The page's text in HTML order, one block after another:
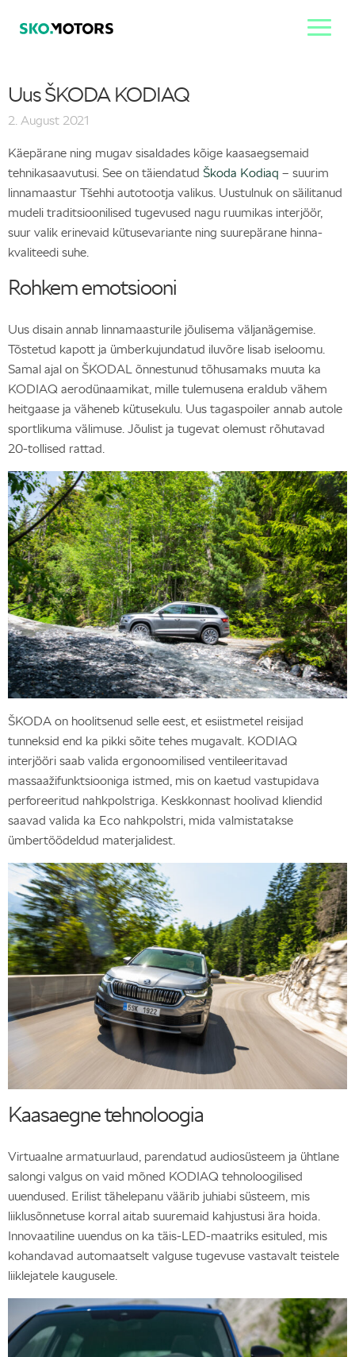
Uus ŠKODA KODIAQ
2. August 2021
Käepärane ning mugav sisaldades kõige kaasaegsemaid
tehnikasaavutusi. See on täiendatud Škoda Kodiaq – suurim
linnamaastur Tšehhi autotootja valikus. Uustulnuk on säilitanud
mudeli traditsioonilised tugevused nagu ruumikas interjöör,
suur valik erinevaid kütusevariante ning suurepärane hinna-
kvaliteedi suhe.
Rohkem emotsiooni
Uus disain annab linnamaasturile jõulisema väljanägemise.
Tõstetud kapott ja ümberkujundatud iluvõre lisab iseloomu.
Samal ajal on ŠKODAL õnnestunud tõhusamaks muuta ka
KODIAQ aerodünaamikat, mille tulemusena eraldub vähem
heitgaase ja väheneb kütusekulu. Uus tagaspoiler annab autole
sportlikuma välimuse. Jõulist ja tugevat olemust rõhutavad
20-tollised rattad.
ŠKODA on hoolitsenud selle eest, et esiistmetel reisijad
tunneksid end ka pikki sõite tehes mugavalt. KODIAQ
interjööri saab valida ergonoomilised ventileeritavad
massaažifunktsiooniga istmed, mis on kaetud vastupidava
perforeeritud nahkpolstriga. Keskkonnast hoolivad kliendid
saavad valida ka Eco nahkpolstri, mida valmistatakse
ümbertöödeldud materjalidest.
Kaasaegne tehnoloogia
Virtuaalne armatuurlaud, parendatud audiosüsteem ja ühtlane
salongi valgus on vaid mõned KODIAQ tehnoloogilised
uuendused. Erilist tähelepanu väärib juhiabi süsteem, mis
liiklusõnnetuse korral aitab suuremaid kahjustusi ära hoida.
Innovaatiline uuendus on ka täis-LED-maatriks esituled, mis
kohandavad automaatselt valguse tugevuse vastavalt teistele
liiklejatele kaugusele.